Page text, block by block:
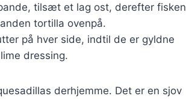
tilsæt et lag ost, derefter fisken
tortilla ovenpå.
på hver side, indtil de er gyldne
dressing.
derhjemme. Det er en sjov